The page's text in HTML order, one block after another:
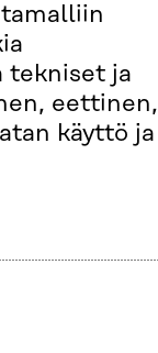
tekniset ja
eettinen,
käyttö ja